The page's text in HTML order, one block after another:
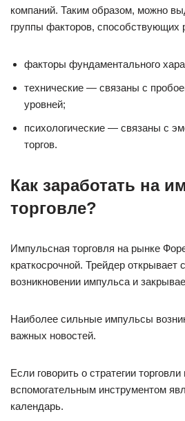
компаний. Таким образом, можно
группы факторов, способствующих
факторы фундаментального
технические — связаны с
уровней;
психологические — связаны с
торгов.
Как заработать на
торговле?
Импульсная торговля на рынке
краткосрочной. Трейдер открывает
возникновении импульса и
Наиболее сильные импульсы
важных новостей.
Если говорить о стратегии
вспомогательным инструментом
календарь.